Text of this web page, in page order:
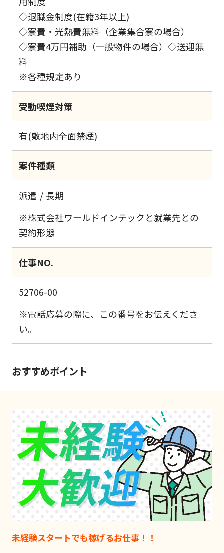
◇退職金制度(在籍3年以上)
◇寮費・光熱費無料（企業集合寮の場合）
◇寮費4万円補助（一般物件の場合）◇送迎無
料
※各種規定あり
受動喫煙対策
有(敷地内全面禁煙)
案件種類
派遣
長期
※株式会社ワールドインテックと就業先との
契約形態
仕事NO.
52706-00
※電話応募の際に、この番号をお伝えくださ
い。
おすすめポイント
未経験スタートでも稼げるお仕事！！